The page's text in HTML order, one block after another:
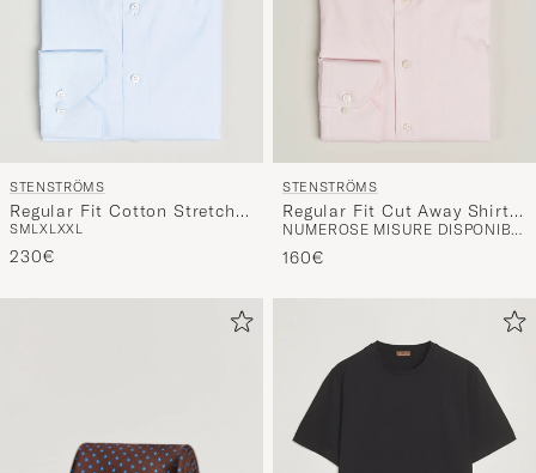
Regular Fit Cotton Stretch
Shirt Light Blue
SMLXLXXL
Regular Fit Cut Away Shirt
Pink
NUMEROSE MISURE DISPONIBILI